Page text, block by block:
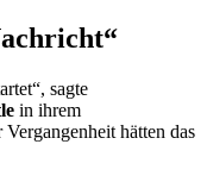
sagte
in ihrem
hätten das